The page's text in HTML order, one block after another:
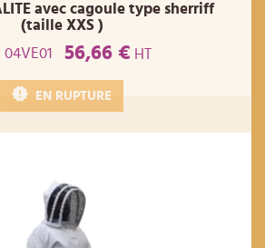
avec cagoule type sherriff
(taille XXS )
04VE01
56,66 € HT
EN RUPTURE